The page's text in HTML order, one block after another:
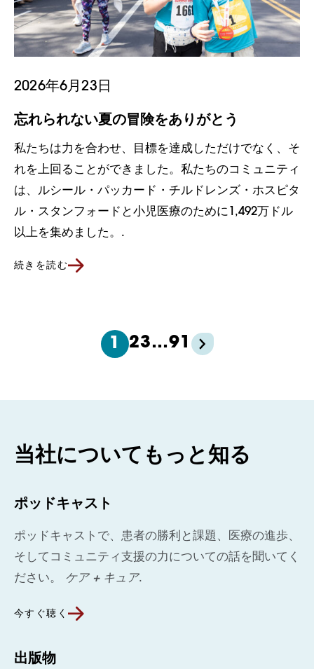
2026年6月23日
忘れられない夏の冒険をありがとう
私たちは力を合わせ、目標を達成しただけでなく、そ
れを上回ることができました。私たちのコミュニティ
は、ルシール・パッカード・チルドレンズ・ホスピタ
ル・スタンフォードと小児医療のために1,492万ドル
以上を集めました。.
続きを読む
1 23…91
当社についてもっと知る
ポッドキャスト
ポッドキャストで、患者の勝利と課題、医療の進歩、
そしてコミュニティ支援の力についての話を聞いてく
ださい。 ケア + キュア.
今すぐ聴く
出版物